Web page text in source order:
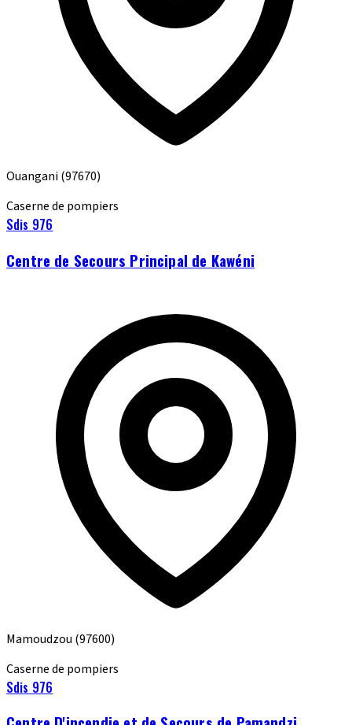
Ouangani(97670)
Caserne de pompiers
Sdis 976
Centre de Secours Principal de Kawéni
Mamoudzou (97600)
Caserne de pompiers
Sdis 976